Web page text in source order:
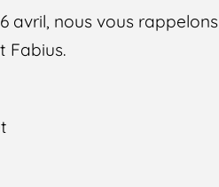
avril, nous vous rappelons
Fabius.